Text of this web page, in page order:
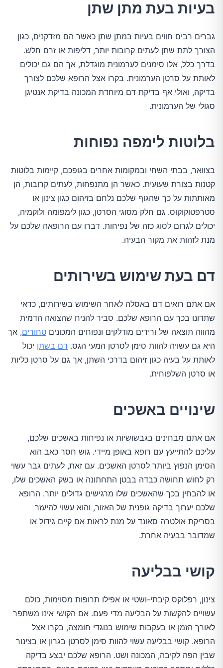
בעיות בעת מתן שתן
גברים רבים חווים בעיות במתן שתן כאשר הם מזדקנים, כגון
הצורך לתת שתן לעתים קרובות יותר, דליפות או זרם חלש.
בדרך כלל, אלו סימנים לערמונית מוגדלת, אך הם גם יכולים
לאותת על סרטן הערמונית. בקרו אצל הרופא שלכם לצורך
בדיקה, ואולי אף בדיקת דם מיוחדת המכונה בדיקת אנטיגן
סגולי של הערמונית.
בלוטות לימפה נפוחות
בצוואר, בבתי השחי ובמקומות אחרים בגופכם, קיימות בלוטות
קטנות בצורת שעועית. כאשר הן מתנפחות, לעתים קרובות, הן
מאותתות על כך שהגוף שלכם נלחם בזיהום כגון צינון או
סטרפטוקוקוס. גם חלק מסוגי הסרטן, כגון לימפומה ולוקמיה,
יכולים לגרום לסוג כזה של נפיחות. דברו עם הרופאה שלכם על
מנת לזהות את מקור הבעיה.
דם בעת שימוש בשירותים
אם אתם רואים דם באסלה לאחר השימוש בשירותים, כדאי
שתדונו בכך עם הרופא שלכם. סביר להניח שהצואה הדמית
מהווה תוצאה של ורידים מודלקים ונפוחים המכונים טחורים, אך
היא גם עשויה להוות סימן לסרטן המעי הגס. דם בשתן יכול
לאותת על בעיה כגון זיהום בדרכי השתן, אך גם על סרטן כליות
או סרטן השלפוחית.
שינויים באשכים
אם אתם מבחינים בגבשושיות או נפיחות באשכים שלכם,
עליכם להתייעץ עם רופא באופן מיידי. גוש חסר כאב הוא
הסימן הנפוץ ביותר לסרטן האשכים. עם זאת, לעתים גבר עשוי
רק לחוש תחושה כבדה בבטן התחתונה או בשק האשכים שלו,
או להבחין בכך שהאשכים שלו מרגישים גדולים יותר. הרופא
שלכם יערוך בדיקה גופנית של האזור, והוא עשוי להיעזר
בסריקת אולטרה סאונד על מנת לראות אם קיים גידול או
שמדובר בבעיה אחרת.
קושי בבליעה
צינון, רפלוקס קיבתי-ושטי או אפילו תרופות מסוימות, כולם
עשויים להקשות על הבליעה מדי פעם. אם הקושי אינו משתפר
לאורך הזמן או בעקבות שימוש בנוגדי חומצה, בקרו אצל
הרופא. קושי בבליעה עשוי להוות סימן לסרטן בגרון או בצינור
שבין הפה לקיבה, המכונה ושט. הרופא שלכם יבצע בדיקה